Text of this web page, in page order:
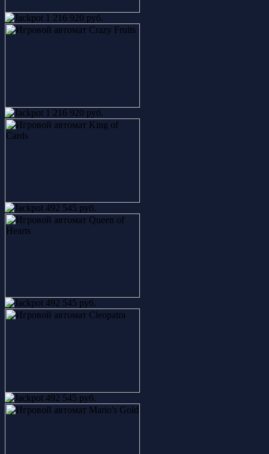
1 216 920 руб.
1 216 920 руб.
492 545 руб.
492 545 руб.
492 545 руб.